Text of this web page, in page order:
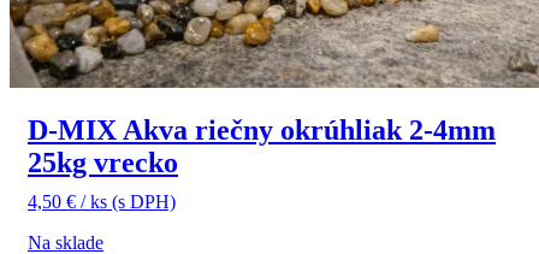
D-MIX Akva riečny okrúhliak 2-4mm
25kg vrecko
4,50 € / ks (s DPH)
Na sklade